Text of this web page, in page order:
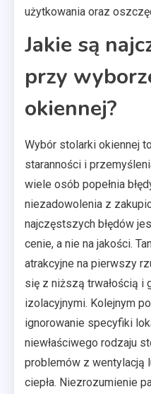
użytkowania oraz
Jakie są
przy
okiennej?
Wybór stolarki okiennej
staranności i
wiele osób popełnia
niezadowolenia z
najczęstszych błędów
cenie, a nie na jakości.
atrakcyjne na pierwszy
się z niższą trwałością i
izolacyjnymi. Kolejnym
ignorowanie specyfiki
niewłaściwego rodzaju
problemów z wentylacją
ciepła. Niezrozumienie